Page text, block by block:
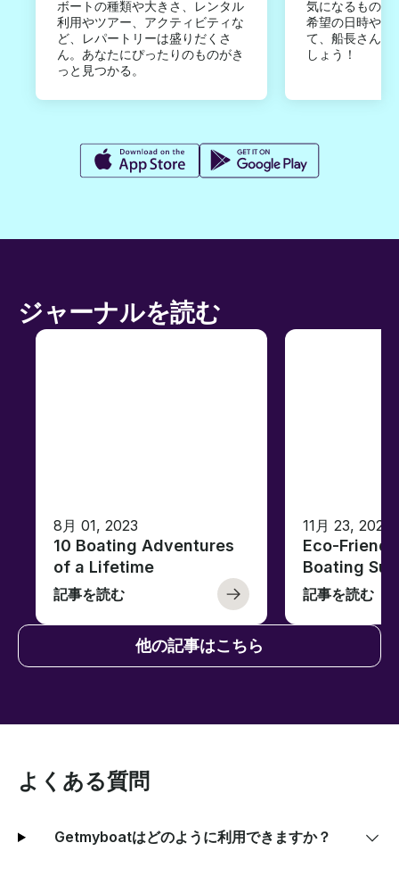
ボートの種類や大きさ、レンタル
利用やツアー、アクティビティな
ど、レパートリーは盛りだくさ
ん。あなたにぴったりのものがき
っと見つかる。
気になるものは
希望の日時やご
て、船長さんか
しょう！
ジャーナルを読む
8月 01, 2023
10 Boating Adventures
of a Lifetime
記事を読む
11月 23, 2022
Eco-
Boating
記事を読む
他の記事はこちら
よくある質問
Getmyboatはどのように利用できますか？